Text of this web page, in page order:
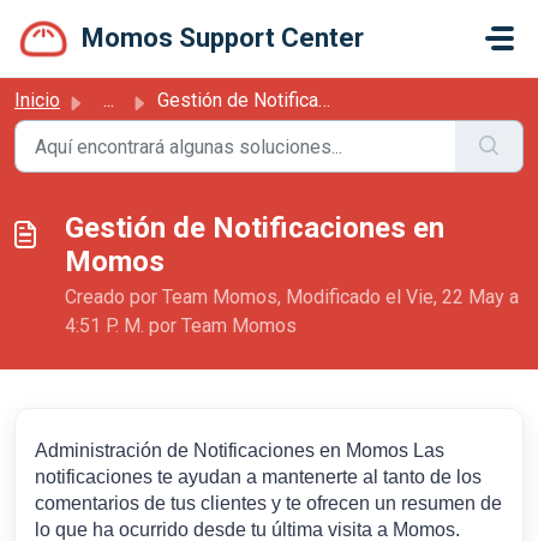
Momos Support Center
Inicio ... Gestión de Notificaciones en Momos
Gestión de Notificaciones en
Momos
Creado por Team Momos, Modificado el Vie, 22 May a
4:51 P. M. por Team Momos
Administración de Notificaciones en Momos Las
notificaciones te ayudan a mantenerte al tanto de los
comentarios de tus clientes y te ofrecen un resumen de
lo que ha ocurrido desde tu última visita a Momos.